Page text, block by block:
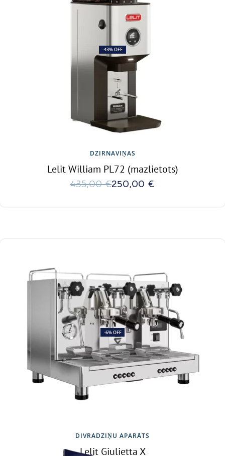
-43% OFF
DZIRNAVIŅAS
Lelit William PL72 (mazlietots)
435,00€250,00 €
-6% OFF
DIVRADZIŅU APARĀTS
Lelit Giulietta X